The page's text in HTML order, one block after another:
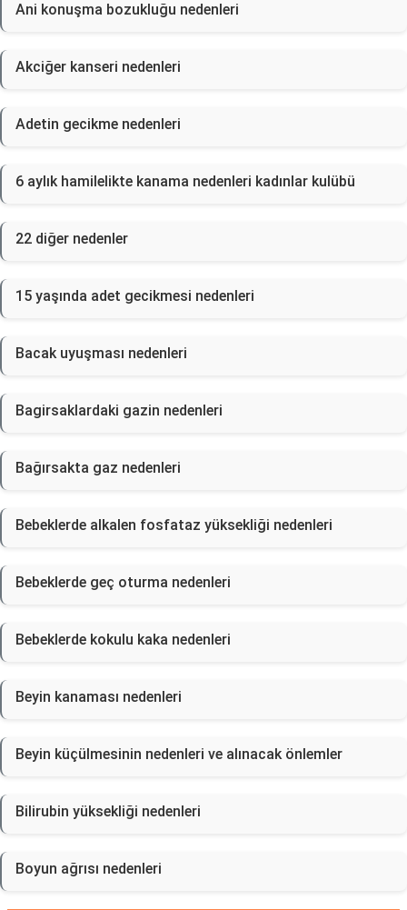
Ani konuşma bozukluğu nedenleri
Akciğer kanseri nedenleri
Adetin gecikme nedenleri
6 aylık hamilelikte kanama nedenleri kadınlar kulübü
22 diğer nedenler
15 yaşında adet gecikmesi nedenleri
Bacak uyuşması nedenleri
Bagirsaklardaki gazin nedenleri
Bağırsakta gaz nedenleri
Bebeklerde alkalen fosfataz yüksekliği nedenleri
Bebeklerde geç oturma nedenleri
Bebeklerde kokulu kaka nedenleri
Beyin kanaması nedenleri
Beyin küçülmesinin nedenleri ve alınacak önlemler
Bilirubin yüksekliği nedenleri
Boyun ağrısı nedenleri